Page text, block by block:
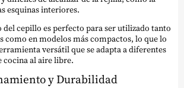
esquinas interiores.
del cepillo es perfecto para ser utilizado tanto
como en modelos más compactos, lo que lo
versátil que se adapta a diferentes
cocina al aire libre.
y Durabilidad